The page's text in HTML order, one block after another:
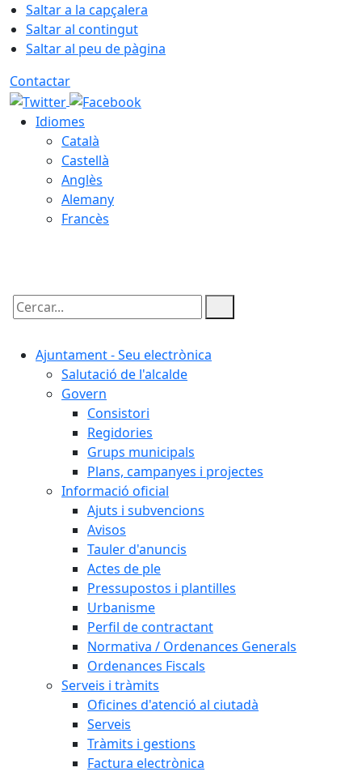
Saltar a la capçalera
Saltar al contingut
Saltar al peu de pàgina
Contactar
Idiomes
Català
Castellà
Anglès
Alemany
Francès
Cercar:
Ajuntament - Seu electrònica
Salutació de l'alcalde
Govern
Consistori
Regidories
Grups municipals
Plans, campanyes i projectes
Informació oficial
Ajuts i subvencions
Avisos
Tauler d'anuncis
Actes de ple
Pressupostos i plantilles
Urbanisme
Perfil de contractant
Normativa / Ordenances Generals
Ordenances Fiscals
Serveis i tràmits
Oficines d'atenció al ciutadà
Serveis
Tràmits i gestions
Factura electrònica